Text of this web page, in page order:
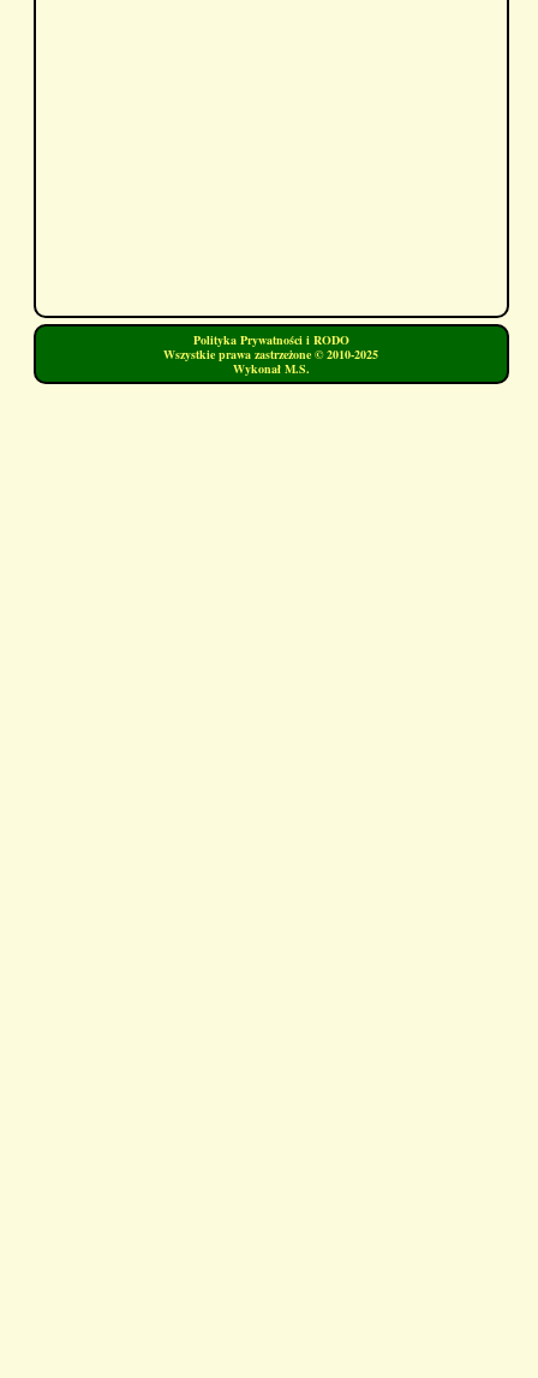
Polityka Prywatności i RODO
Wszystkie prawa zastrzeżone © 2010-2025
Wykonał M.S.